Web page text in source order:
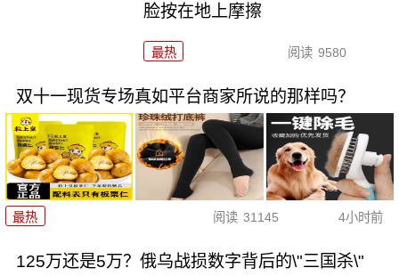
脸按在地上摩擦
最热 阅读 9580
双十一现货专场真如平台商家所说的那样吗？
最热 阅读 31145 4小时前
125万还是5万？俄乌战损数字背后的\"三国杀\"